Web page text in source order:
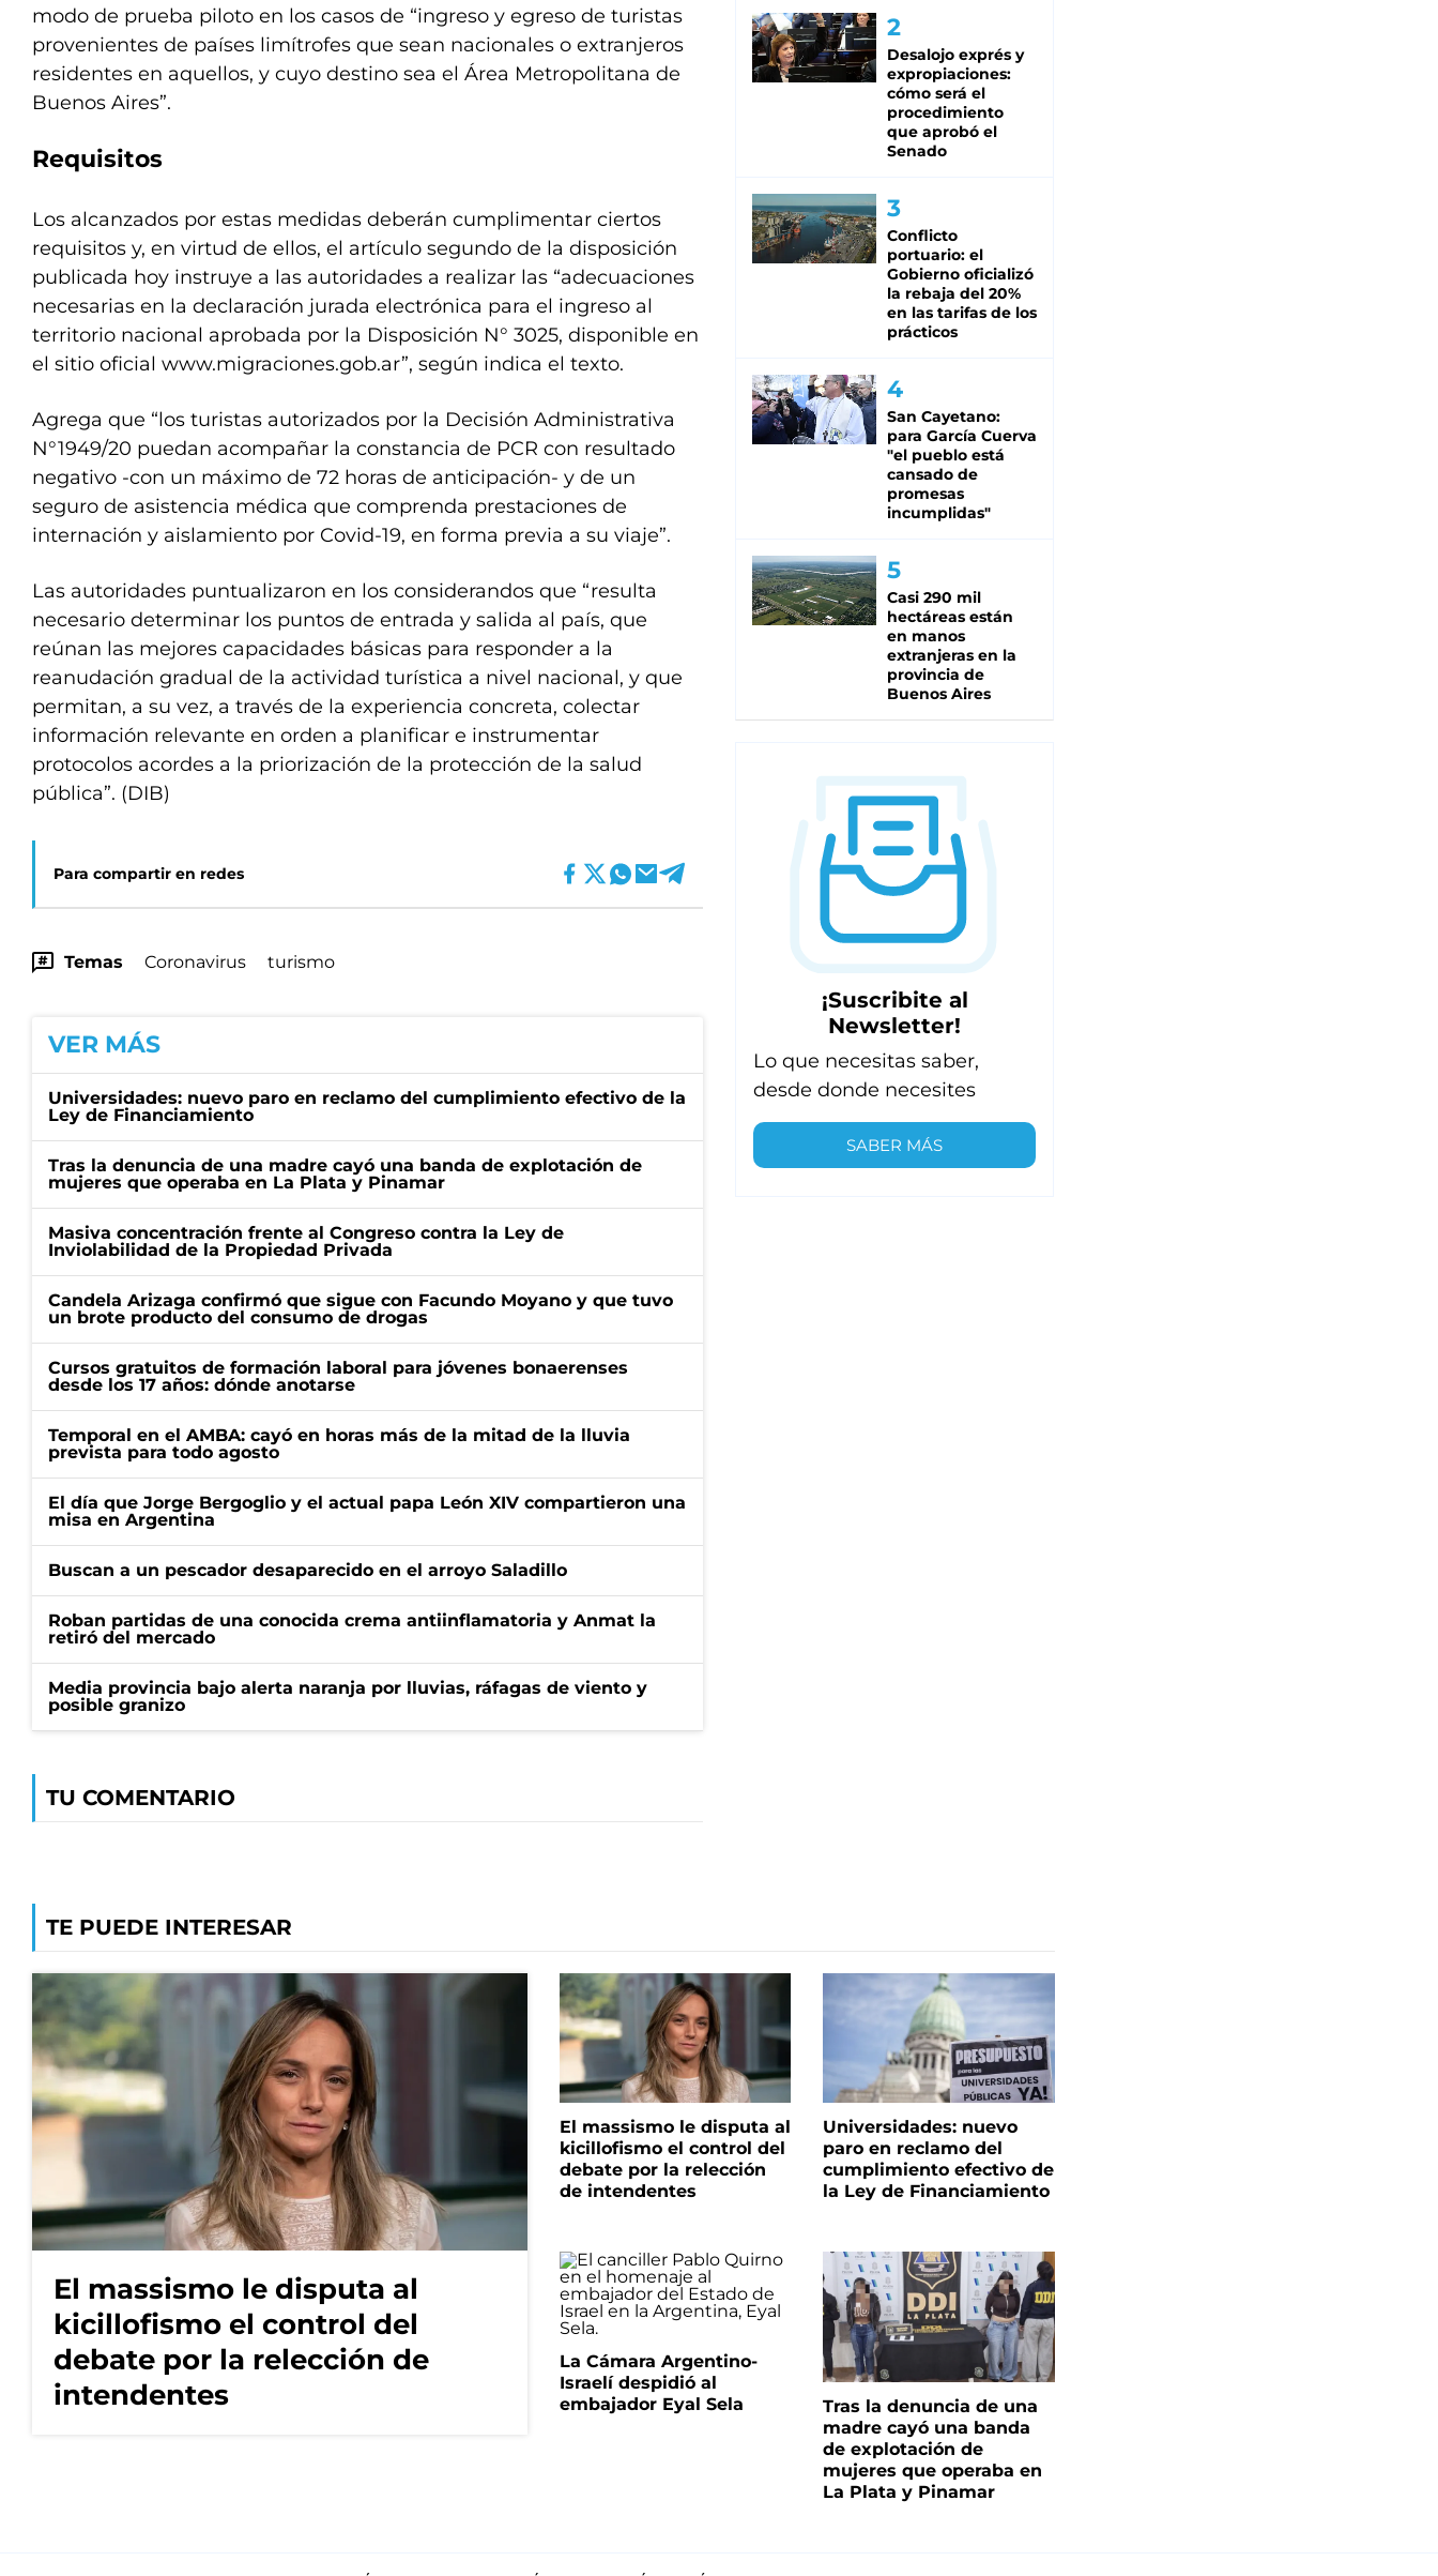
modo de prueba piloto en los casos de “ingreso y egreso de turistas
provenientes de países limítrofes que sean nacionales o extranjeros
residentes en aquellos, y cuyo destino sea el Área Metropolitana de
Buenos Aires”.
Requisitos
Los alcanzados por estas medidas deberán cumplimentar ciertos
requisitos y, en virtud de ellos, el artículo segundo de la disposición
publicada hoy instruye a las autoridades a realizar las “adecuaciones
necesarias en la declaración jurada electrónica para el ingreso al
territorio nacional aprobada por la Disposición N° 3025, disponible en
el sitio oficial www.migraciones.gob.ar”, según indica el texto.
Agrega que “los turistas autorizados por la Decisión Administrativa
N°1949/20 puedan acompañar la constancia de PCR con resultado
negativo -con un máximo de 72 horas de anticipación- y de un
seguro de asistencia médica que comprenda prestaciones de
internación y aislamiento por Covid-19, en forma previa a su viaje”.
Las autoridades puntualizaron en los considerandos que “resulta
necesario determinar los puntos de entrada y salida al país, que
reúnan las mejores capacidades básicas para responder a la
reanudación gradual de la actividad turística a nivel nacional, y que
permitan, a su vez, a través de la experiencia concreta, colectar
información relevante en orden a planificar e instrumentar
protocolos acordes a la priorización de la protección de la salud
pública”. (DIB)
Para compartir en redes
Temas Coronavirus turismo
VER MÁS
Universidades: nuevo paro en reclamo del cumplimiento efectivo de la
Ley de Financiamiento
Tras la denuncia de una madre cayó una banda de explotación de
mujeres que operaba en La Plata y Pinamar
Masiva concentración frente al Congreso contra la Ley de
Inviolabilidad de la Propiedad Privada
Candela Arizaga confirmó que sigue con Facundo Moyano y que tuvo
un brote producto del consumo de drogas
Cursos gratuitos de formación laboral para jóvenes bonaerenses
desde los 17 años: dónde anotarse
Temporal en el AMBA: cayó en horas más de la mitad de la lluvia
prevista para todo agosto
El día que Jorge Bergoglio y el actual papa León XIV compartieron una
misa en Argentina
Buscan a un pescador desaparecido en el arroyo Saladillo
Roban partidas de una conocida crema antiinflamatoria y Anmat la
retiró del mercado
Media provincia bajo alerta naranja por lluvias, ráfagas de viento y
posible granizo
TU COMENTARIO
Desalojo exprés y
expropiaciones:
cómo será el
procedimiento
que aprobó el
Senado
Conflicto
portuario: el
Gobierno oficializó
la rebaja del 20%
en las tarifas de los
prácticos
San Cayetano:
para García Cuerva
"el pueblo está
cansado de
promesas
incumplidas"
Casi 290 mil
hectáreas están
en manos
extranjeras en la
provincia de
Buenos Aires
¡Suscribite al
Newsletter!
Lo que necesitas saber,
desde donde necesites
SABER MÁS
TE PUEDE INTERESAR
El massismo le disputa al
kicillofismo el control del
debate por la relección de
intendentes
El massismo le disputa al
kicillofismo el control del
debate por la relección
de intendentes
Universidades: nuevo
paro en reclamo del
cumplimiento efectivo de
la Ley de Financiamiento
La Cámara Argentino-
Israelí despidió al
embajador Eyal Sela
Tras la denuncia de una
madre cayó una banda
de explotación de
mujeres que operaba en
La Plata y Pinamar